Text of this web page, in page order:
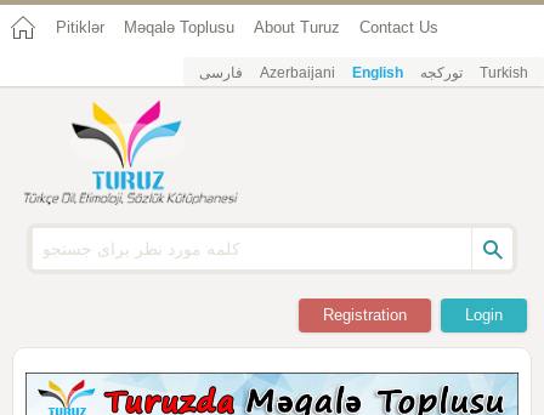
Pitiklər Məqalə Toplusu About Turuz Contact Us
فارسی Azerbaijani English تورکجه Turkish
Login
Registration